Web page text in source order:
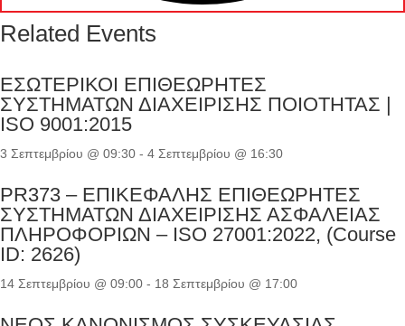
Related Events
ΕΣΩΤΕΡΙΚΟΙ ΕΠΙΘΕΩΡΗΤΕΣ
ΣΥΣΤΗΜΑΤΩΝ ΔΙΑΧΕΙΡΙΣΗΣ ΠΟΙΟΤΗΤΑΣ |
ISO 9001:2015
3 Σεπτεμβρίου @ 09:30 - 4 Σεπτεμβρίου @ 16:30
PR373 – ΕΠΙΚΕΦΑΛΗΣ ΕΠΙΘΕΩΡΗΤΕΣ
ΣΥΣΤΗΜΑΤΩΝ ΔΙΑΧΕΙΡΙΣΗΣ ΑΣΦΑΛΕΙΑΣ
ΠΛΗΡΟΦΟΡΙΩΝ – ISO 27001:2022, (Course
ID: 2626)
14 Σεπτεμβρίου @ 09:00 - 18 Σεπτεμβρίου @ 17:00